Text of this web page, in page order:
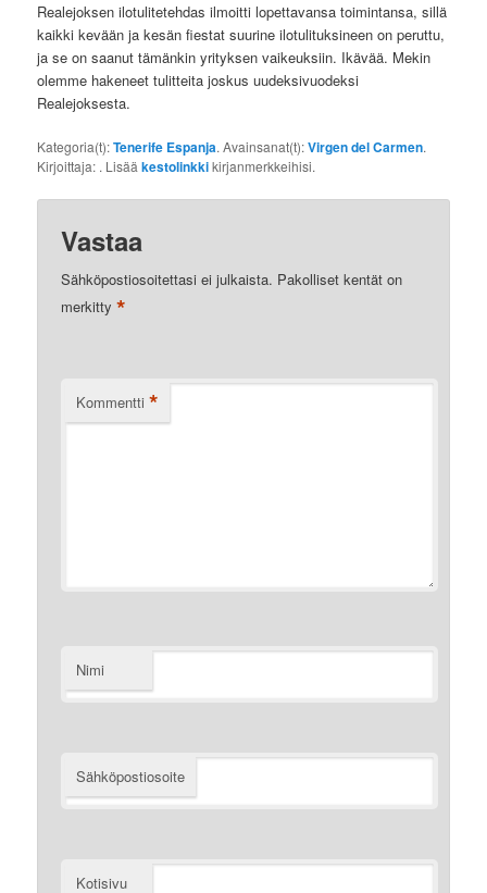
Realejoksen ilotulitetehdas ilmoitti lopettavansa toimintansa, sillä
kaikki kevään ja kesän fiestat suurine ilotulituksineen on peruttu,
ja se on saanut tämänkin yrityksen vaikeuksiin. Ikävää. Mekin
olemme hakeneet tulitteita joskus uudeksivuodeksi
Realejoksesta.
Kategoria(t):Tenerife Espanja. Avainsanat(t):Virgen del Carmen.
Kirjoittaja: . Lisääkestolinkkikirjanmerkkeihisi.
Vastaa
Sähköpostiosoitettasi ei julkaista. Pakolliset kentät on
merkitty*
Kommentti *
Nimi
Sähköpostiosoite
Kotisivu